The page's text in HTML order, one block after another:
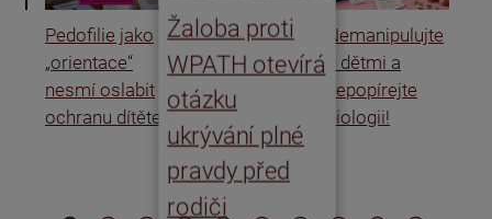
Pedofilie jako
„orientace“
nesmí oslabit
ochranu dítěte
Žaloba proti
WPATH otevírá
otázku
ukrývání plné
pravdy před
rodiči
Nemanipulujte
s dětmi a
nepopírejte
biologii!